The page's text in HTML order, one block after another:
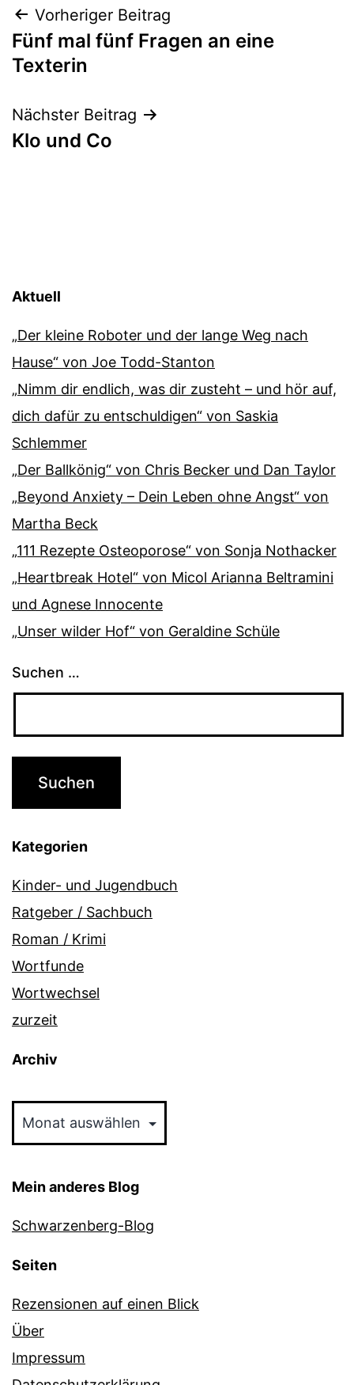
Beitragsnavigation
Vorheriger Beitrag
Fünf mal fünf Fragen an eine
Texterin
Nächster Beitrag
Klo und Co
Aktuell
„Der kleine Roboter und der lange Weg nach
Hause“ von Joe Todd-Stanton
„Nimm dir endlich, was dir zusteht – und hör auf,
dich dafür zu entschuldigen“ von Saskia
Schlemmer
„Der Ballkönig“ von Chris Becker und Dan Taylor
„Beyond Anxiety – Dein Leben ohne Angst“ von
Martha Beck
„111 Rezepte Osteoporose“ von Sonja Nothacker
„Heartbreak Hotel“ von Micol Arianna Beltramini
und Agnese Innocente
„Unser wilder Hof“ von Geraldine Schüle
Suchen …
Kategorien
Kinder- und Jugendbuch
Ratgeber / Sachbuch
Roman / Krimi
Wortfunde
Wortwechsel
zurzeit
Archiv
Mein anderes Blog
Schwarzenberg-Blog
Seiten
Rezensionen auf einen Blick
Über
Impressum